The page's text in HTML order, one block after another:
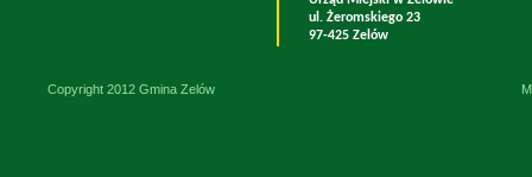
ul. Żeromskiego 23
97-425 Zelów
Copyright 2012 Gmina Zelów